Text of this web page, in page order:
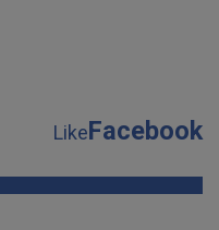
LikeFacebook